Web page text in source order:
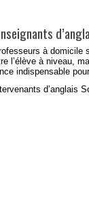
à domicile
l’élève à niveau,
indispensable
d’anglais